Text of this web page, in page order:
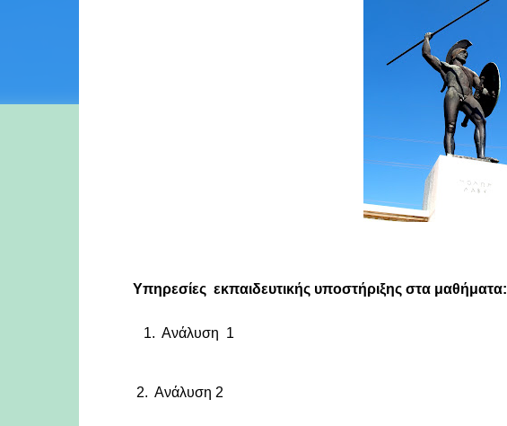
Υπηρεσίες εκπαιδευτικής υποστήριξης στα μαθήματα:
1. Ανάλυση 1
2. Ανάλυση 2